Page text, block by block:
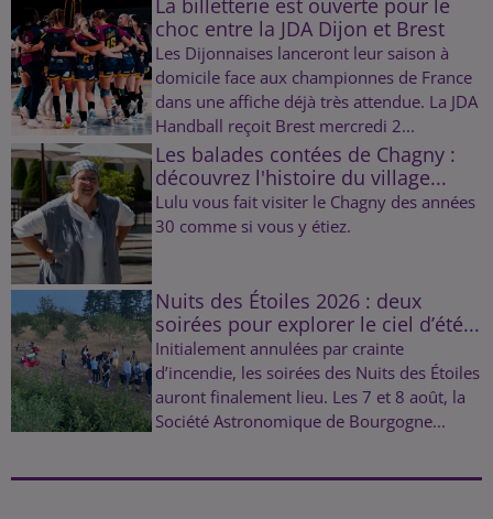
La billetterie est ouverte pour le
choc entre la JDA Dijon et Brest
Les Dijonnaises lanceront leur saison à
domicile face aux championnes de France
dans une affiche déjà très attendue. La JDA
Handball reçoit Brest mercredi 2...
Les balades contées de Chagny :
découvrez l'histoire du village...
Lulu vous fait visiter le Chagny des années
30 comme si vous y étiez.
Nuits des Étoiles 2026 : deux
soirées pour explorer le ciel d’été...
Initialement annulées par crainte
d’incendie, les soirées des Nuits des Étoiles
auront finalement lieu. Les 7 et 8 août, la
Société Astronomique de Bourgogne...